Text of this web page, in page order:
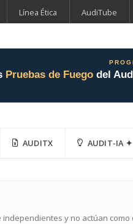
Línea Ética AudiTube
Pruebas de Fuego del
AUDITX AUDIT-IA ✦
y no actúan